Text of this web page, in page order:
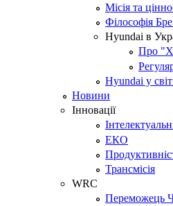
Місія та
Філософія
Hyundai в
Про
Hyundai у
Новини
Інновації
ЕКО
Трансмісія
WRC
Переможець